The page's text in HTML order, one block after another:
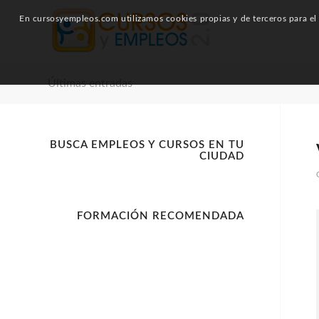
Últimas entradas
BUSCA EMPLEOS Y CURSOS EN TU
CIUDAD
FORMACIÓN RECOMENDADA
En cursosyempleos.com utilizamos cookies propias y de terceros para